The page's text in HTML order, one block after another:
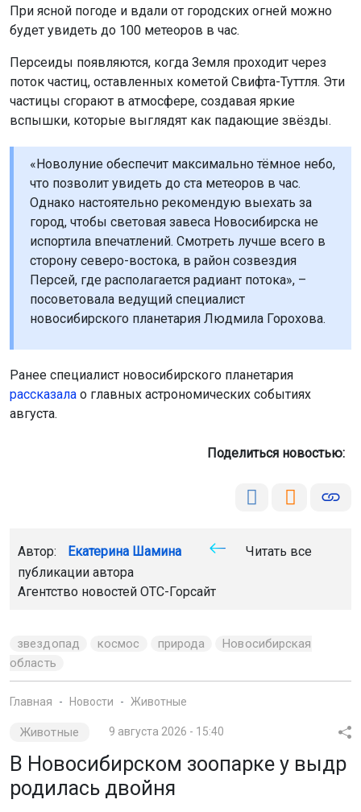
При ясной погоде и вдали от городских огней можно
будет увидеть до 100 метеоров в час.
Персеиды появляются, когда Земля проходит через
поток частиц, оставленных кометой Свифта-Туттля. Эти
частицы сгорают в атмосфере, создавая яркие
вспышки, которые выглядят как падающие звёзды.
«Новолуние обеспечит максимально тёмное небо,
что позволит увидеть до ста метеоров в час.
Однако настоятельно рекомендую выехать за
город, чтобы световая завеса Новосибирска не
испортила впечатлений. Смотреть лучше всего в
сторону северо-востока, в район созвездия
Персей, где располагается радиант потока», –
посоветовала ведущий специалист
новосибирского планетария Людмила Горохова.
Ранее специалист новосибирского планетария
рассказала о главных астрономических событиях
августа.
Поделиться новостью:
Автор: Екатерина Шамина
Читать все
публикации автора
Агентство новостей ОТС-Горсайт
звездопад космос природа
Новосибирская
область
Главная Новости Животные
Животные 9 августа 2026 - 15:40
В Новосибирском зоопарке у выдр
родилась двойня